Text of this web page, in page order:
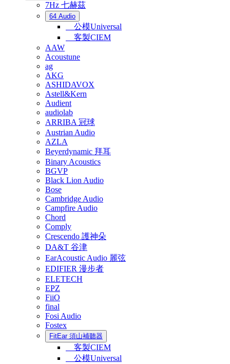
7Hz 七赫茲
64 Audio
公模Universal
客製CIEM
AAW
Acoustune
ag
AKG
ASHIDAVOX
Astell&Kern
Audient
audiolab
ARRIBA 冠球
Austrian Audio
AZLA
Beyerdynamic 拜耳
Binary Acoustics
BGVP
Black Lion Audio
Bose
Cambridge Audio
Campfire Audio
Chord
Comply
Crescendo 護神朵
DA&T 谷津
EarAcoustic Audio 麗弦
EDIFIER 漫步者
ELETECH
EPZ
FiiO
final
Fosi Audio
Fostex
FitEar 須山補聽器
客製CIEM
公模Universal